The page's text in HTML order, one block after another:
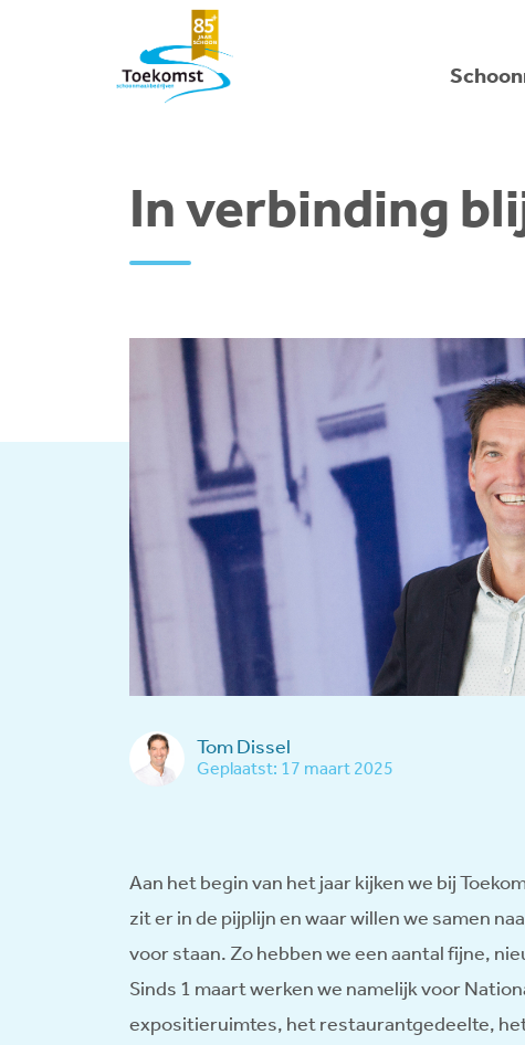
In verbinding
Tom Dissel
Geplaatst: 17 maart 2025
Aan het begin van het jaar kijken we bij
zit er in de pijplijn en waar willen we samen
voor staan. Zo hebben we een aantal fijne,
Sinds 1 maart werken we namelijk voor
expositieruimtes, het restaurantgedeelte,